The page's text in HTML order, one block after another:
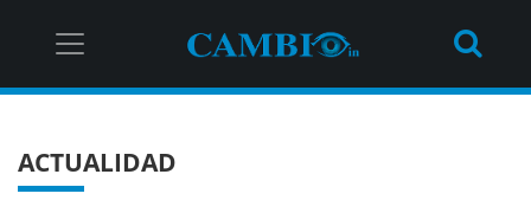
ACTUALIDAD